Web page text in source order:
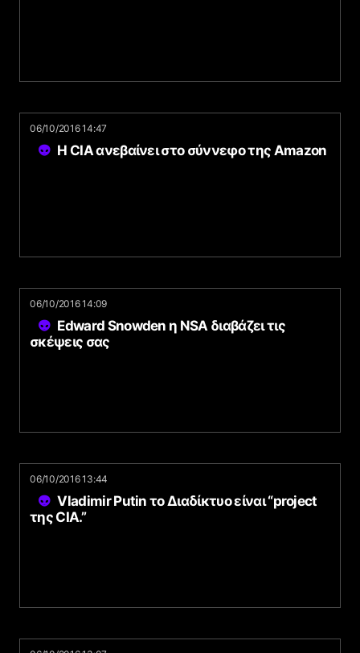
06/10/2016 14:47
Η CIA ανεβαίνει στο σύννεφο της Amazon
06/10/2016 14:09
Edward Snowden η NSA διαβάζει τις
σκέψεις σας
06/10/2016 13:44
Vladimir Putin το Διαδίκτυο είναι “project
της CIA.”